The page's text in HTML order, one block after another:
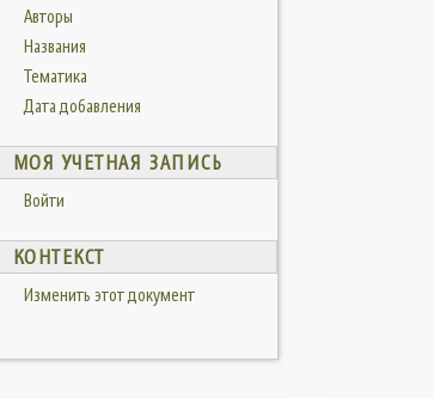
Авторы
Названия
Тематика
Дата добавления
МОЯ УЧЕТНАЯ ЗАПИСЬ
Войти
КОНТЕКСТ
Изменить этот документ